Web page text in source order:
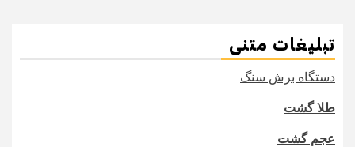
تبلیغات متنی
دستگاه برش سنگ
طلا گشت
عجم گشت